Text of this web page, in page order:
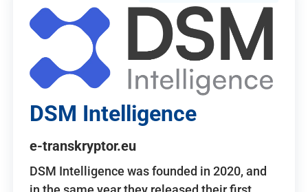
DSM Intelligence
e-transkryptor.eu
DSM Intelligence was founded in 2020, and